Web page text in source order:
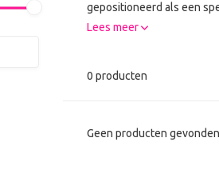
gepositioneerd als een
Lees meer
0 producten
Geen producten